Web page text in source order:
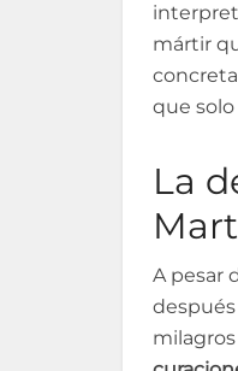
mártir
que
La
A pesar